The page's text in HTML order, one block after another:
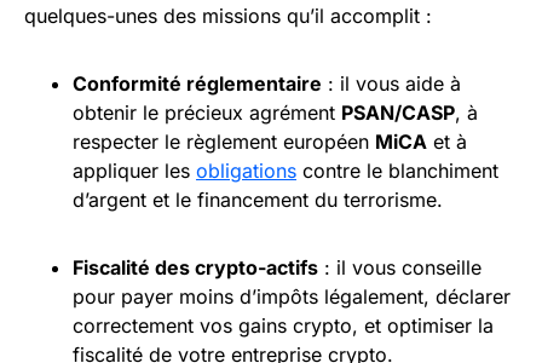
quelques-unes des missions qu’il accomplit :
Conformité réglementaire : il vous aide à
obtenir le précieux agrément PSAN/CASP, à
respecter le règlement européen MiCA et à
appliquer les obligations contre le blanchiment
d’argent et le financement du terrorisme.
Fiscalité des crypto-actifs : il vous conseille
pour payer moins d’impôts légalement, déclarer
correctement vos gains crypto, et optimiser la
fiscalité de votre entreprise crypto.